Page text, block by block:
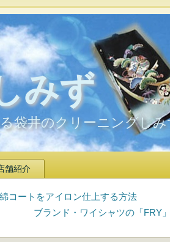
みず
袋井のクリーニングし
舗紹介
コートをアイロン仕上する方法
ブランド・ワイシャツの「FRY